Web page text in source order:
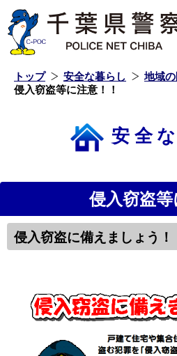
トップ 安全な暮らし
地域
侵入窃盗等に注意！！
安全
侵入窃盗
侵入窃盗に備えましょう！